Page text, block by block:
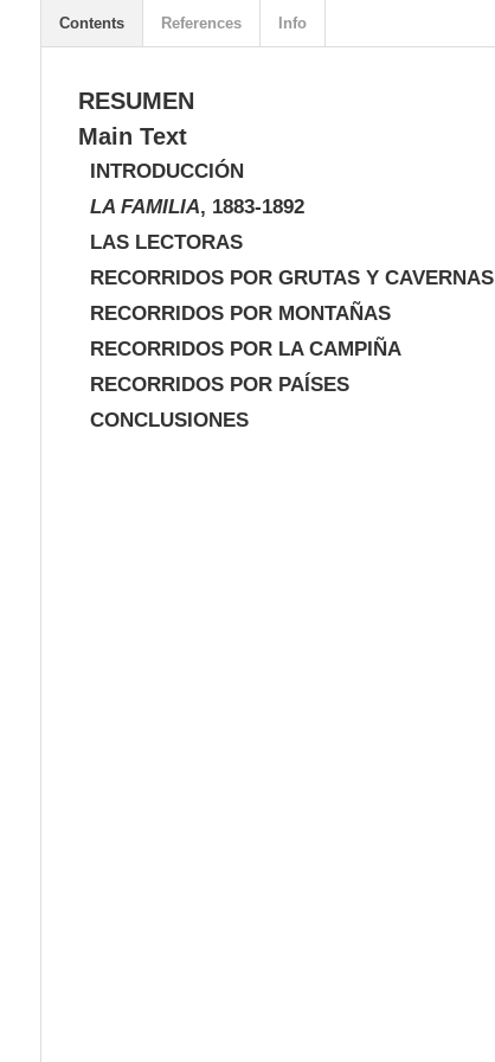
RESUMEN
Main Text
INTRODUCCIÓN
LA FAMILIA, 1883-1892
LAS LECTORAS
RECORRIDOS POR GRUTAS Y CAVERNAS
RECORRIDOS POR MONTAÑAS
RECORRIDOS POR LA CAMPIÑA
RECORRIDOS POR PAÍSES
CONCLUSIONES
Contents References Info